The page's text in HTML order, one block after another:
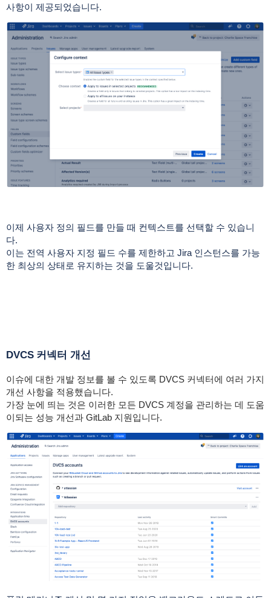
사항이 제공되었습니다.
이제 사용자 정의 필드를 만들 때 컨텍스트를 선택할 수 있습니
다.
이는 전역 사용자 지정 필드 수를 제한하고 Jira 인스턴스를 가능
한 최상의 상태로 유지하는 것을 도울것입니다.
DVCS 커넥터 개선
이슈에 대한 개발 정보를 볼 수 있도록 DVCS 커넥터에 여러 가지
개선 사항을 적용했습니다.
가장 눈에 띄는 것은 이러한 모든 DVCS 계정을 관리하는 데 도움
이되는 성능 개선과 GitLab 지원입니다.